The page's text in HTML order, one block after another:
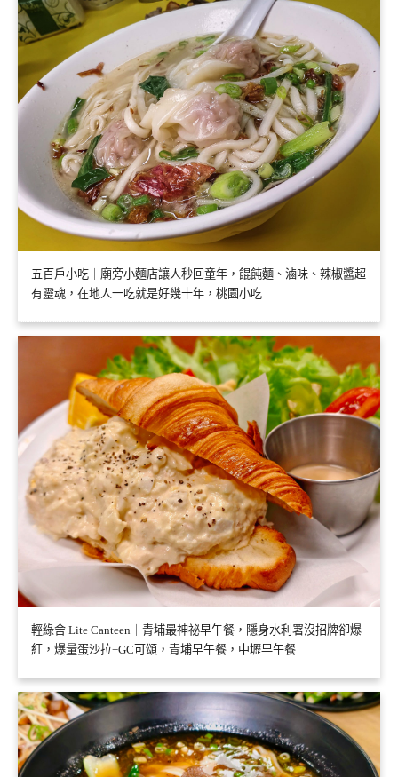
五百戶小吃｜廟旁小麵店讓人秒回童年，餛飩麵、滷味、辣椒醬超
有靈魂，在地人一吃就是好幾十年，桃園小吃
輕綠舍 Lite Canteen｜青埔最神祕早午餐，隱身水利署沒招牌卻爆
紅，爆量蛋沙拉+GC可頌，青埔早午餐，中壢早午餐